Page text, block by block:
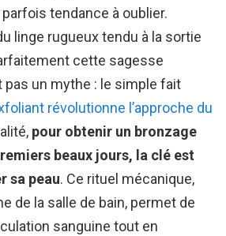
parfois tendance à oublier.
linge rugueux tendu à la sortie
cette sagesse
pas un mythe : le simple fait
révolutionne l’approche du
pour obtenir un bronzage
beaux jours, la clé est
sa peau. Ce rituel mécanique,
de la salle de bain, permet de
sanguine tout en